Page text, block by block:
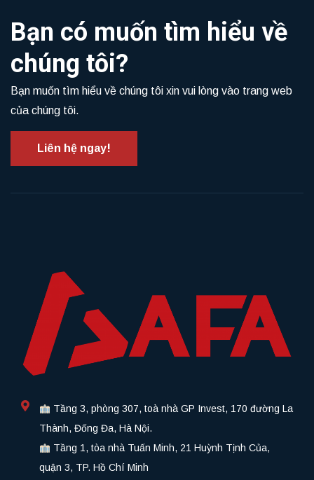
Bạn có muốn tìm hiểu về
chúng tôi?
Bạn muốn tìm hiểu về chúng tôi xin vui lòng vào trang web
của chúng tôi.
Liên hệ ngay!
Tầng 3, phòng 307, toà nhà GP Invest, 170 đường La
Thành, Đống Đa, Hà Nội.
Tầng 1, tòa nhà Tuấn Minh, 21 Huỳnh Tịnh Của,
quận 3, TP. Hồ Chí Minh